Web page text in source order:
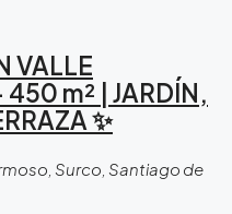
VALLE
m² | JARDÍN,
✨
Surco, Santiago de